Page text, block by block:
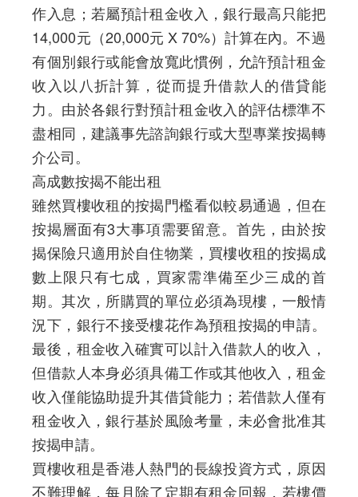
作入息；若屬預計租金收入，銀行最高只能把
14,000元（20,000元 X 70%）計算在內。不過
有個別銀行或能會放寬此慣例，允許預計租金
收入以八折計算，從而提升借款人的借貸能
力。由於各銀行對預計租金收入的評估標準不
盡相同，建議事先諮詢銀行或大型專業按揭轉
介公司。
高成數按揭不能出租
雖然買樓收租的按揭門檻看似較易通過，但在
按揭層面有3大事項需要留意。首先，由於按
揭保險只適用於自住物業，買樓收租的按揭成
數上限只有七成，買家需準備至少三成的首
期。其次，所購買的單位必須為現樓，一般情
況下，銀行不接受樓花作為預租按揭的申請。
最後，租金收入確實可以計入借款人的收入，
但借款人本身必須具備工作或其他收入，租金
收入僅能協助提升其借貸能力；若借款人僅有
租金收入，銀行基於風險考量，未必會批准其
按揭申請。
買樓收租是香港人熱門的長線投資方式，原因
不難理解，每月除了定期有租金回報，若樓價